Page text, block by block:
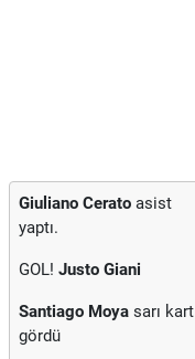
Giuliano Cerato asist
yaptı.
GOL! Justo Giani
Santiago Moya sarı kart
gördü